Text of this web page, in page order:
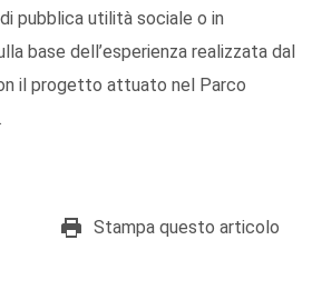
pubblica utilità sociale o in
base dell’esperienza realizzata dal
il progetto attuato nel Parco
Stampa questo articolo